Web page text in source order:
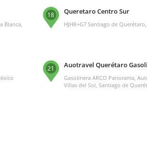
Blanca,
18 Queretaro Centro Sur
HJHR+G7 Santiago de
21 Auotravel Querétaro
Gasolinera ARCO Panorama,
Villas del Sol, Santiago de